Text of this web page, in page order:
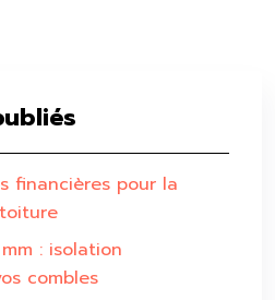
financières pour la
: isolation
combles